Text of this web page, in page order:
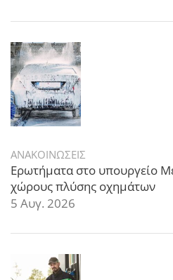
ΑΝΑΚΟΙΝΩΣΕΙΣ
Ερωτήματα στο υπουργείο
χώρους πλύσης οχημάτων
5 Αυγ. 2026